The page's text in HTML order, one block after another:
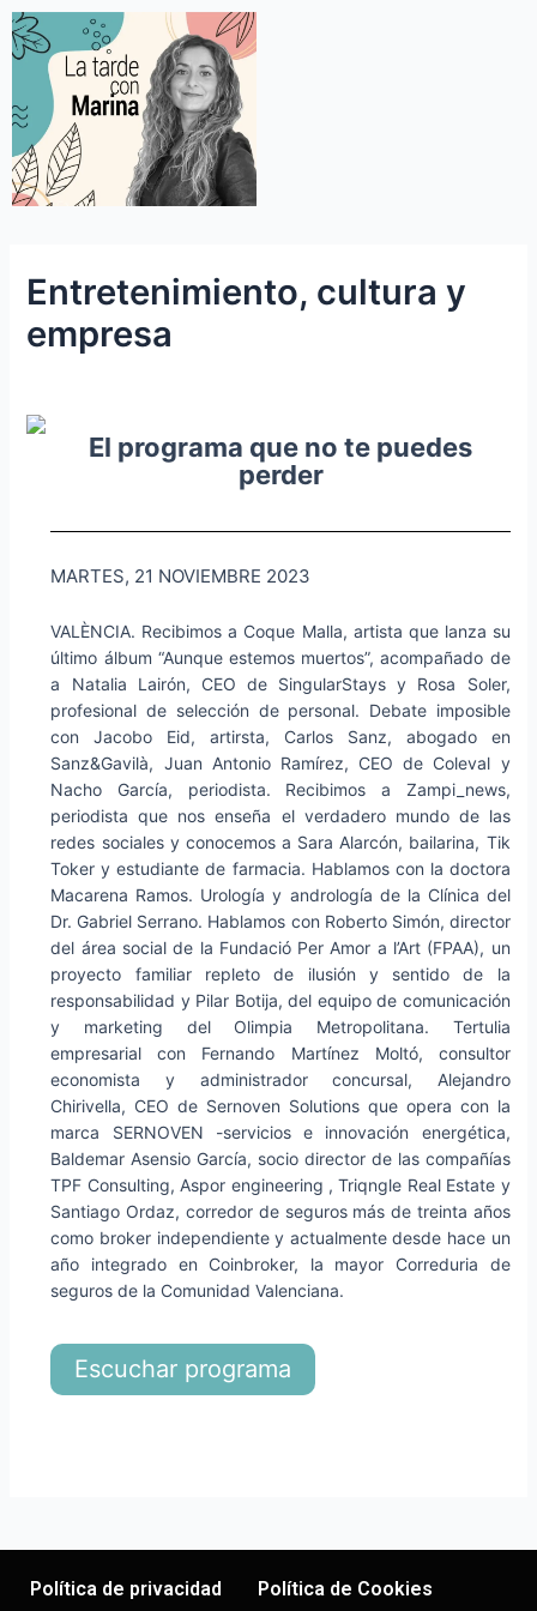
Entretenimiento, cultura y
empresa
El programa que no te puedes
perder
MARTES, 21 NOVIEMBRE 2023
VALÈNCIA. Recibimos a Coque Malla, artista que lanza su
último álbum “Aunque estemos muertos”, acompañado de
a Natalia Lairón, CEO de SingularStays y Rosa Soler,
profesional de selección de personal. Debate imposible
con Jacobo Eid, artirsta, Carlos Sanz, abogado en
Sanz&Gavilà, Juan Antonio Ramírez, CEO de Coleval y
Nacho García, periodista. Recibimos a Zampi_news,
periodista que nos enseña el verdadero mundo de las
redes sociales y conocemos a Sara Alarcón, bailarina, Tik
Toker y estudiante de farmacia. Hablamos con la doctora
Macarena Ramos. Urología y andrología de la Clínica del
Dr. Gabriel Serrano. Hablamos con Roberto Simón, director
del área social de la Fundació Per Amor a l’Art (FPAA), un
proyecto familiar repleto de ilusión y sentido de la
responsabilidad y Pilar Botija, del equipo de comunicación
y marketing del Olimpia Metropolitana. Tertulia
empresarial con Fernando Martínez Moltó, consultor
economista y administrador concursal, Alejandro
Chirivella, CEO de Sernoven Solutions que opera con la
marca SERNOVEN -servicios e innovación energética,
Baldemar Asensio García, socio director de las compañías
TPF Consulting, Aspor engineering , Triqngle Real Estate y
Santiago Ordaz, corredor de seguros más de treinta años
como broker independiente y actualmente desde hace un
año integrado en Coinbroker, la mayor Correduria de
seguros de la Comunidad Valenciana.
Escuchar programa
Política de privacidad Política de Cookies